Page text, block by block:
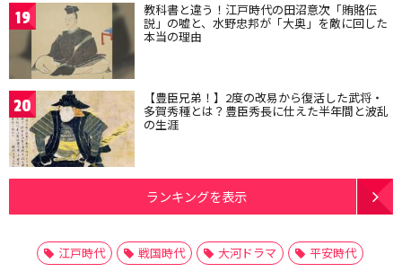
19 教科書と違う！江戸時代の田沼意次「賄賂伝
説」の嘘と、水野忠邦が「大奥」を敵に回した
本当の理由
20 【豊臣兄弟！】2度の改易から復活した武将・
多賀秀種とは？豊臣秀長に仕えた半年間と波乱
の生涯
ランキングを表示
江戸時代 戦国時代 大河ドラマ
平安時代